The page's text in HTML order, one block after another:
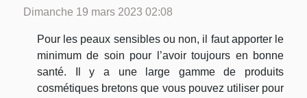
Dimanche 19 mars 2023 02:08
Pour les peaux sensibles ou non, il faut apporter le
minimum de soin pour l’avoir toujours en bonne
santé. Il y a une large gamme de produits
cosmétiques bretons que vous pouvez utiliser pour